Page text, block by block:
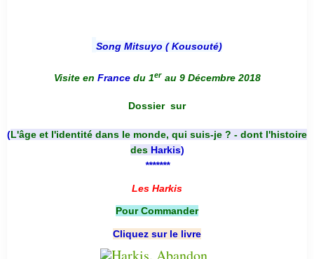
Song Mitsuyo ( Kousouté)
Visite en France du 1er au 9 Décembre 2018
Dossier sur
(L'âge et l'identité dans le monde, qui suis-je ? - dont l'histoire
des Harkis)
*******
Les Harkis
Pour Commander
Cliquez sur le livre